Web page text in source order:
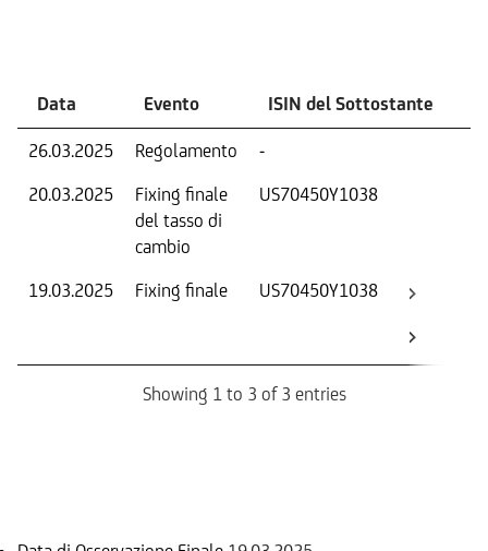
Data Evento ISIN del Sottostante
26.03.2025 Regolamento -
20.03.2025
Fixing finale
del tasso di
cambio
US70450Y1038
19.03.2025 Fixing finale US70450Y1038
Showing 1 to 3 of 3 entries